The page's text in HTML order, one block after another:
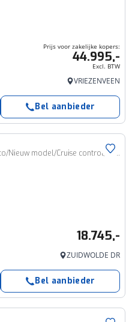
Prijs voor zakelijke kopers:
44.995,-
Excl. BTW
VRIEZENVEEN
Bel aanbieder
Kombi 2.0 TDI L1H1 9-Persoons/Airco/Nieuw model/Cruise control/EXCL. BTW
18.745,-
ZUIDWOLDE DR
Bel aanbieder